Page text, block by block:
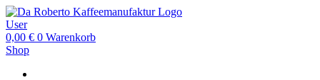
User
0,00 € 0 Warenkorb
Shop